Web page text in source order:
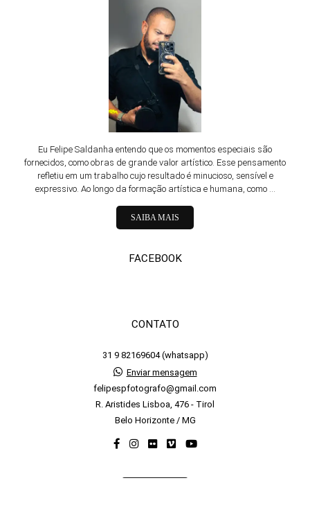
Eu Felipe Saldanha entendo que os momentos especiais são
fornecidos, como obras de grande valor artístico. Esse pensamento
refletiu em um trabalho cujo resultado é minucioso, sensível e
expressivo. Ao longo da formação artística e humana, como ...
SAIBA MAIS
FACEBOOK
CONTATO
31 9 82169604 (whatsapp)
Enviar mensagem
felipespfotografo@gmail.com
R. Aristides Lisboa, 476 - Tirol
Belo Horizonte / MG